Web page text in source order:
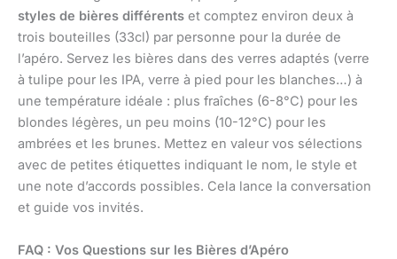
styles de bières différents et comptez environ deux à
trois bouteilles (33cl) par personne pour la durée de
l’apéro. Servez les bières dans des verres adaptés (verre
à tulipe pour les IPA, verre à pied pour les blanches…) à
une température idéale : plus fraîches (6-8°C) pour les
blondes légères, un peu moins (10-12°C) pour les
ambrées et les brunes. Mettez en valeur vos sélections
avec de petites étiquettes indiquant le nom, le style et
une note d’accords possibles. Cela lance la conversation
et guide vos invités.
FAQ : Vos Questions sur les Bières d’Apéro